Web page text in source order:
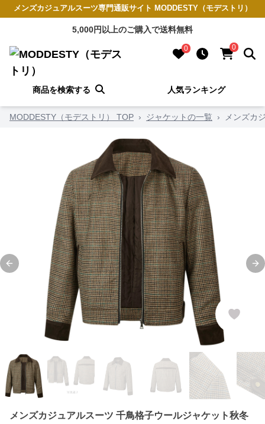
メンズカジュアルスーツ専門通販サイト MODDESTY（モデストリ）
5,000円以上のご購入で送料無料
0 0
商品を検索する 人気ランキング
MODDESTY（モデストリ） TOP › ジャケットの一覧 › メンズカ
Previous slide
メンズカジュアルスーツ 千鳥格子ウールジャケット秋冬